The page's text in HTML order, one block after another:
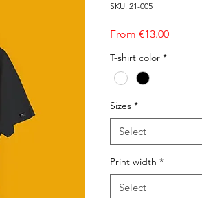
SKU: 21-005
From €13.00Sale
T-shirt color *
Sizes *
Select
Print width *
Select